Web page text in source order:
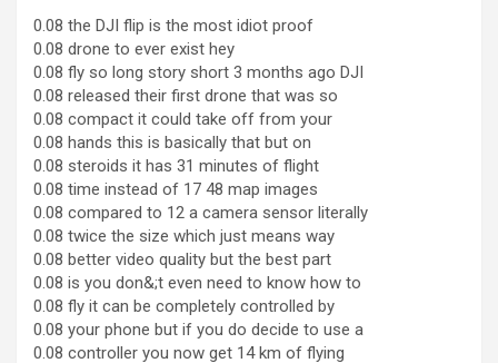
0.08 the DJI flip is the most idiot proof
0.08 drone to ever exist hey
0.08 fly so long story short 3 months ago DJI
0.08 released their first drone that was so
0.08 compact it could take off from your
0.08 hands this is basically that but on
0.08 steroids it has 31 minutes of flight
0.08 time instead of 17 48 map images
0.08 compared to 12 a camera sensor literally
0.08 twice the size which just means way
0.08 better video quality but the best part
0.08 is you don&;t even need to know how to
0.08 fly it can be completely controlled by
0.08 your phone but if you do decide to use a
0.08 controller you now get 14 km of flying